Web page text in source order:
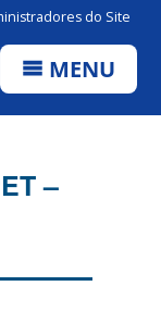
do Site
MENU
–